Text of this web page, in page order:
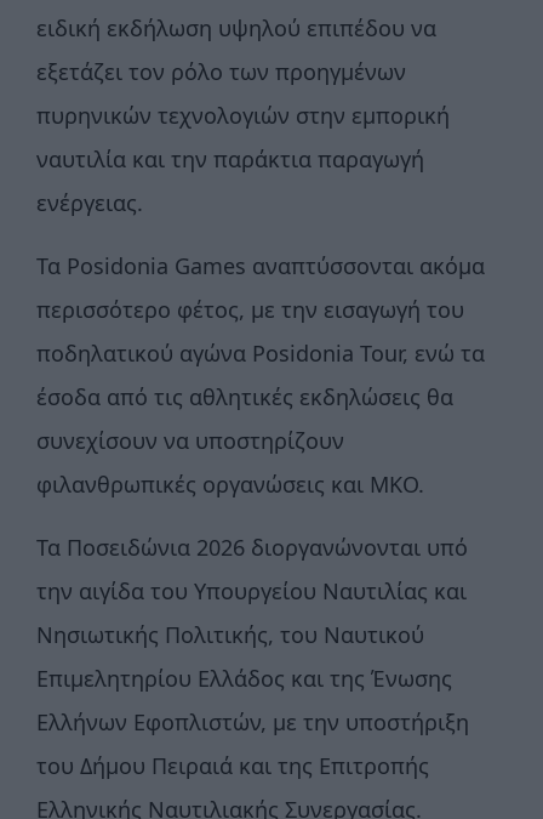
ειδική εκδήλωση υψηλού επιπέδου να
εξετάζει τον ρόλο των προηγμένων
πυρηνικών τεχνολογιών στην εμπορική
ναυτιλία και την παράκτια παραγωγή
ενέργειας.
Τα Posidonia Games αναπτύσσονται ακόμα
περισσότερο φέτος, με την εισαγωγή του
ποδηλατικού αγώνα Posidonia Tour, ενώ τα
έσοδα από τις αθλητικές εκδηλώσεις θα
συνεχίσουν να υποστηρίζουν
φιλανθρωπικές οργανώσεις και ΜΚΟ.
Τα Ποσειδώνια 2026 διοργανώνονται υπό
την αιγίδα του Υπουργείου Ναυτιλίας και
Νησιωτικής Πολιτικής, του Ναυτικού
Επιμελητηρίου Ελλάδος και της Ένωσης
Ελλήνων Εφοπλιστών, με την υποστήριξη
του Δήμου Πειραιά και της Επιτροπής
Ελληνικής Ναυτιλιακής Συνεργασίας.